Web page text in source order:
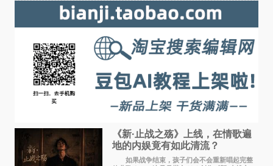
《新·止战之殇》上线，在情歌遍
地的内娱竟有如此清流？
如果战争结束，孩子们会不会重新唱起完整